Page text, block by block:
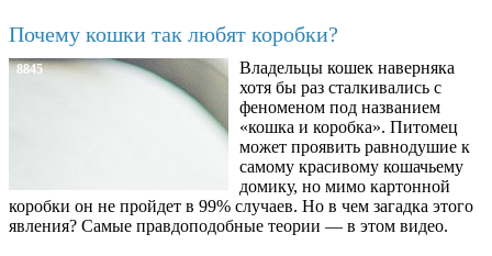
Почему кошки так любят коробки?
8845
Владельцы кошек наверняка
хотя бы раз сталкивались с
феноменом под названием
«кошка и коробка». Питомец
может проявить равнодушие к
самому красивому кошачьему
домику, но мимо картонной
коробки он не пройдет в 99% случаев. Но в чем загадка этого
явления? Самые правдоподобные теории — в этом видео.